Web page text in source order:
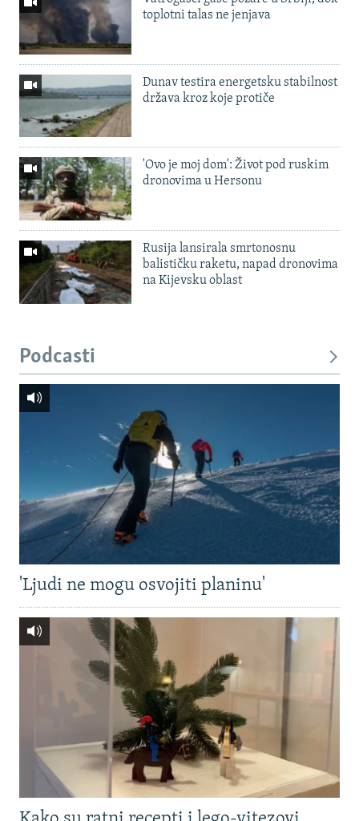
toplotni talas ne jenjava
Dunav testira energetsku stabilnost
država kroz koje protiče
'Ovo je moj dom': Život pod ruskim
dronovima u Hersonu
Rusija lansirala smrtonosnu
balističku raketu, napad dronovima
na Kijevsku oblast
Podcasti
'Ljudi ne mogu osvojiti planinu'